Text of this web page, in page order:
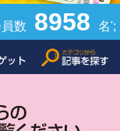
数 8958 名';